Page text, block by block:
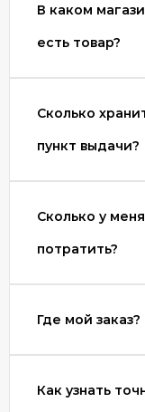
В каком
есть товар?
Сколько
пункт выдачи?
Сколько у
потратить?
Где мой заказ?
Как узнать